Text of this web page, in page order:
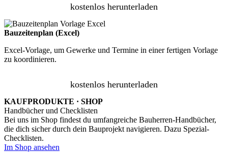
kostenlos herunterladen
Bauzeitenplan (Excel)
Excel-Vorlage, um Gewerke und Termine in einer fertigen Vorlage
zu koordinieren.
kostenlos herunterladen
KAUFPRODUKTE · SHOP
Handbücher und Checklisten
Bei uns im Shop findest du umfangreiche Bauherren-Handbücher,
die dich sicher durch dein Bauprojekt navigieren. Dazu Spezial-
Checklisten.
Im Shop ansehen